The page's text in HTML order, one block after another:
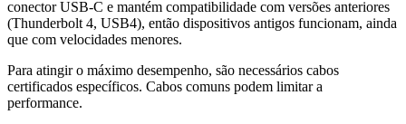
conector USB-C e mantém compatibilidade com versões anteriores
(Thunderbolt 4, USB4), então dispositivos antigos funcionam, ainda
que com velocidades menores.
Para atingir o máximo desempenho, são necessários cabos
certificados específicos. Cabos comuns podem limitar a
performance.